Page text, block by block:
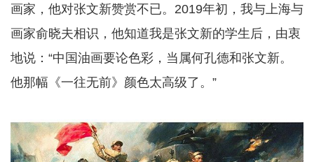
画家，他对张文新赞赏不已。2019年初，我与上海与
画家俞晓夫相识，他知道我是张文新的学生后，由衷
地说：“中国油画要论色彩，当属何孔德和张文新。
他那幅《一往无前》颜色太高级了。”